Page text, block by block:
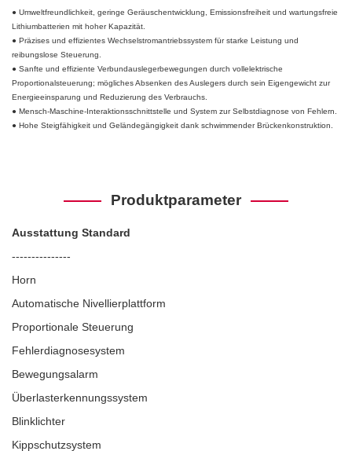
● Umweltfreundlichkeit, geringe Geräuschentwicklung, Emissionsfreiheit und wartungsfreie
Lithiumbatterien mit hoher Kapazität.
● Präzises und effizientes Wechselstromantriebssystem für starke Leistung und
reibungslose Steuerung.
● Sanfte und effiziente Verbundauslegerbewegungen durch vollelektrische
Proportionalsteuerung; mögliches Absenken des Auslegers durch sein Eigengewicht zur
Energieeinsparung und Reduzierung des Verbrauchs.
● Mensch-Maschine-Interaktionsschnittstelle und System zur Selbstdiagnose von Fehlern.
● Hohe Steigfähigkeit und Geländegängigkeit dank schwimmender Brückenkonstruktion.
Produktparameter
Ausstattung Standard
---------------
Horn
Automatische Nivellierplattform
Proportionale Steuerung
Fehlerdiagnosesystem
Bewegungsalarm
Überlasterkennungssystem
Blinklichter
Kippschutzsystem